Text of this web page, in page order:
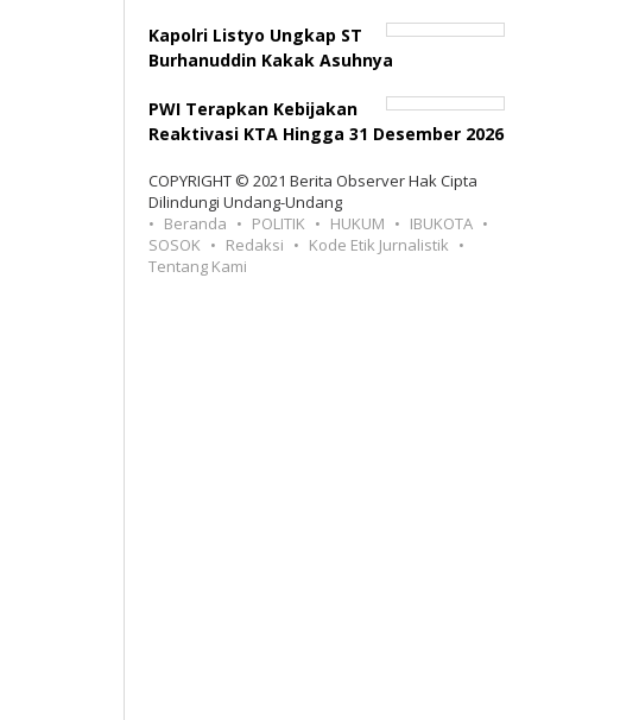
Kapolri Listyo Ungkap ST
Burhanuddin Kakak Asuhnya
PWI Terapkan Kebijakan
Reaktivasi KTA Hingga 31 Desember 2026
COPYRIGHT © 2021 Berita Observer Hak Cipta
Dilindungi Undang-Undang
Beranda
POLITIK HUKUM
IBUKOTA
SOSOK
Redaksi
Kode Etik Jurnalistik
Tentang Kami